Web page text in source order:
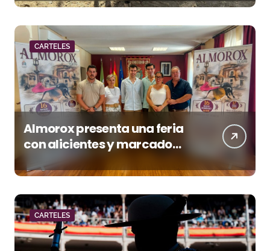
CARTELES
Almorox presenta una feria
con alicientes y marcado
acento torista
CARTELES